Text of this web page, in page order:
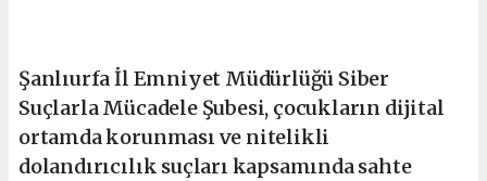
Şanlıurfa İl Emniyet Müdürlüğü Siber
Suçlarla Mücadele Şubesi, çocukların dijital
ortamda korunması ve nitelikli
dolandırıcılık suçları kapsamında sahte